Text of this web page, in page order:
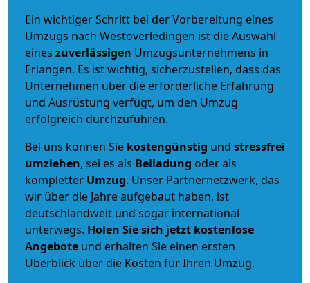
Ein wichtiger Schritt bei der Vorbereitung eines
Umzugs nach Westoverledingen ist die Auswahl
eines zuverlässigen Umzugsunternehmens in
Erlangen. Es ist wichtig, sicherzustellen, dass das
Unternehmen über die erforderliche Erfahrung
und Ausrüstung verfügt, um den Umzug
erfolgreich durchzuführen.
Bei uns können Sie kostengünstig und stressfrei
umziehen, sei es als Beiladung oder als
kompletter Umzug. Unser Partnernetzwerk, das
wir über die Jahre aufgebaut haben, ist
deutschlandweit und sogar international
unterwegs. Holen Sie sich jetzt kostenlose
Angebote und erhalten Sie einen ersten
Überblick über die Kosten für Ihren Umzug.